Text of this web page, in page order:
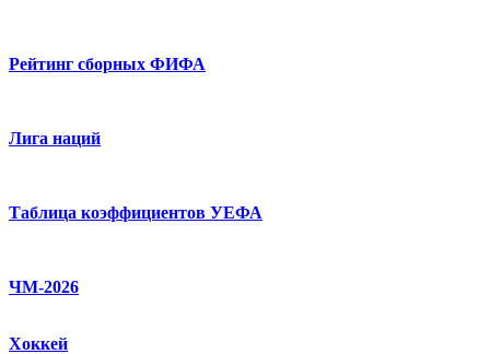
Рейтинг сборных ФИФА
Лига наций
Таблица коэффициентов УЕФА
ЧМ-2026
Хоккей